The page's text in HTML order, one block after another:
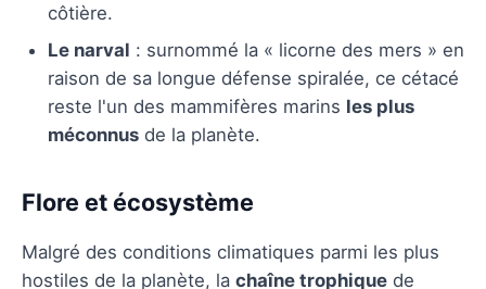
côtière.
Le narval : surnommé la « licorne des mers » en
raison de sa longue défense spiralée, ce cétacé
reste l'un des mammifères marins les plus
méconnus de la planète.
Flore et écosystème
Malgré des conditions climatiques parmi les plus
hostiles de la planète, la chaîne trophique de